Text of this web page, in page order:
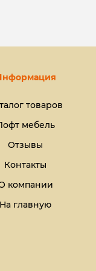
товаров
мебель
Отзывы
Контакты
компании
На главную